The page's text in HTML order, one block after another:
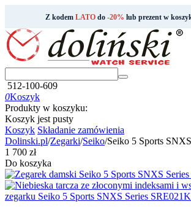
Z kodem LATOdo -20% lub prezent w
512-100-609
0Koszyk
Produkty w koszyku:
Koszyk jest pusty
Koszyk Składanie zamówienia
Dolinski.pl/Zegarki/Seiko/Seiko 5 Sports
‍1 700‍ zł
Do koszyka